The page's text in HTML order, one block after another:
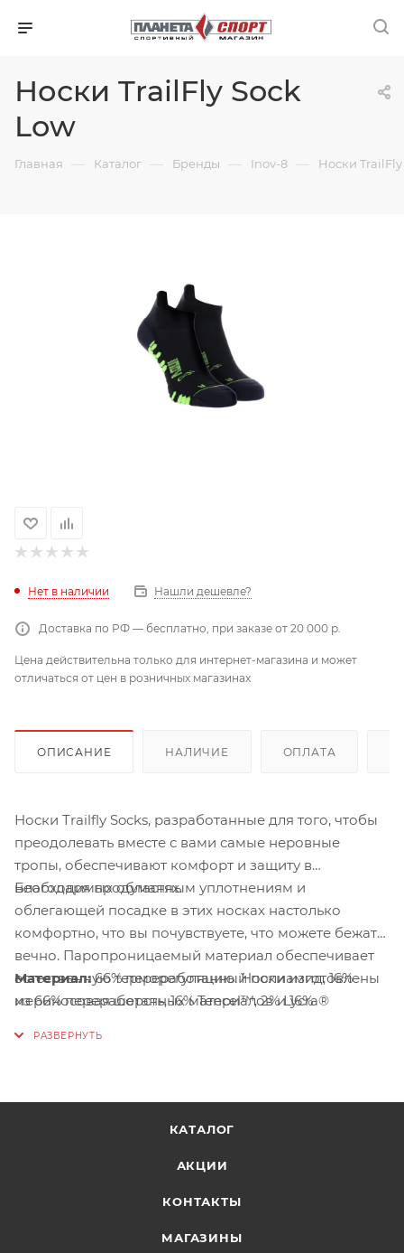
Носки TrailFly Sock
Low
Главная — Каталог — Бренды — Inov-8 — Носки
Нет в наличии Нашли дешевле?
Доставка по РФ — бесплатно, при заказе от 20 000 р.
Цена действительна только для интернет-магазина и может
отличаться от цен в розничных магазинах
ОПИСАНИЕ НАЛИЧИЕ ОПЛАТА
Носки Trailfly Socks, разработанные для того, чтобы
преодолевать вместе с вами самые неровные
тропы, обеспечивают комфорт и защиту в
необходимых областях.
Благодаря продуманным уплотнениям и
облегающей посадке в этих носках настолько
комфортно, что вы почувствуете, что можете бежать
вечно. Паропроницаемый материал обеспечивает
естественную терморегуляцию. Носки изготовлены
из 66% переработанных материалов и 16%
Материал:66% переработанный полиамид, 16%
мериносовая шерсть, 16% Tencel™, 2% Lycra®
КАТАЛОГ
АКЦИИ
КОНТАКТЫ
МАГАЗИНЫ